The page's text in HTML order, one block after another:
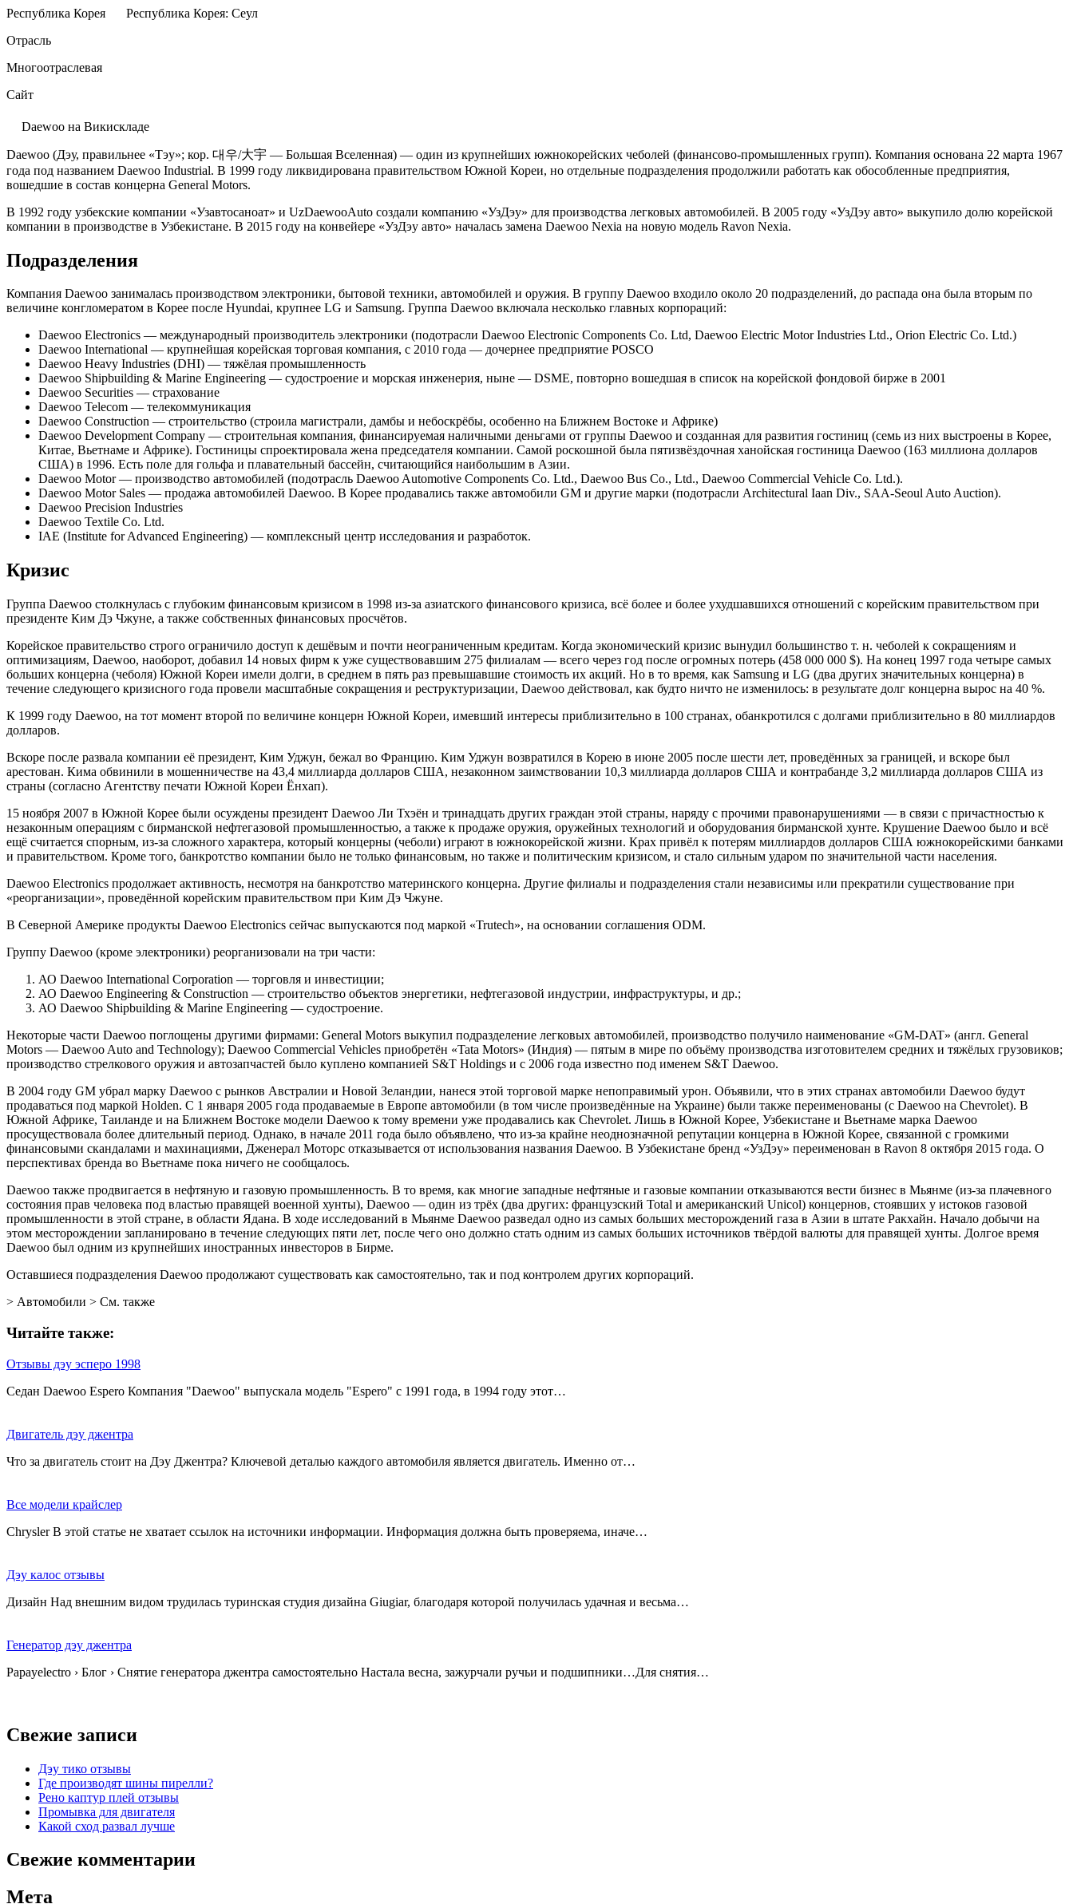
Республика Корея
Республика Корея: Сеул
Отрасль
Многоотраслевая
Сайт
Daewoo на Викискладе
Daewoo (Дэу, правильнее «Тэу»; кор. 대우/大宇 — Большая Вселенная) — один из крупнейших южнокорейских чеболей (финансово-промышленных групп). Компания основана 22 марта 1967
года под названием Daewoo Industrial. В 1999 году ликвидирована правительством Южной Кореи, но отдельные подразделения продолжили работать как обособленные предприятия,
вошедшие в состав концерна General Motors.
В 1992 году узбекские компании «Узавтосаноат» и UzDaewooAuto создали компанию «УзДэу» для производства легковых автомобилей. В 2005 году «УзДэу авто» выкупило долю корейской
компании в производстве в Узбекистане. В 2015 году на конвейере «УзДэу авто» началась замена Daewoo Nexia на новую модель Ravon Nexia.
Подразделения
Компания Daewoo занималась производством электроники, бытовой техники, автомобилей и оружия. В группу Daewoo входило около 20 подразделений, до распада она была вторым по
величине конгломератом в Корее после Hyundai, крупнее LG и Samsung. Группа Daewoo включала несколько главных корпораций:
Daewoo Electronics — международный производитель электроники (подотрасли Daewoo Electronic Components Co. Ltd, Daewoo Electric Motor Industries Ltd., Orion Electric Co. Ltd.)
Daewoo International — крупнейшая корейская торговая компания, с 2010 года — дочернее предприятие POSCO
Daewoo Heavy Industries (DHI) — тяжёлая промышленность
Daewoo Shipbuilding & Marine Engineering — судостроение и морская инженерия, ныне — DSME, повторно вошедшая в список на корейской фондовой бирже в 2001
Daewoo Securities — страхование
Daewoo Telecom — телекоммуникация
Daewoo Construction — строительство (строила магистрали, дамбы и небоскрёбы, особенно на Ближнем Востоке и Африке)
Daewoo Development Company — строительная компания, финансируемая наличными деньгами от группы Daewoo и созданная для развития гостиниц (семь из них выстроены в Корее,
Китае, Вьетнаме и Африке). Гостиницы спроектировала жена председателя компании. Самой роскошной была пятизвёздочная ханойская гостиница Daewoo (163 миллиона долларов
США) в 1996. Есть поле для гольфа и плавательный бассейн, считающийся наибольшим в Азии.
Daewoo Motor — производство автомобилей (подотрасль Daewoo Automotive Components Co. Ltd., Daewoo Bus Co., Ltd., Daewoo Commercial Vehicle Co. Ltd.).
Daewoo Motor Sales — продажа автомобилей Daewoo. В Корее продавались также автомобили GM и другие марки (подотрасли Architectural Iaan Div., SAA-Seoul Auto Auction).
Daewoo Precision Industries
Daewoo Textile Co. Ltd.
IAE (Institute for Advanced Engineering) — комплексный центр исследования и разработок.
Кризис
Группа Daewoo столкнулась с глубоким финансовым кризисом в 1998 из-за азиатского финансового кризиса, всё более и более ухудшавшихся отношений с корейским правительством при
президенте Ким Дэ Чжуне, а также собственных финансовых просчётов.
Корейское правительство строго ограничило доступ к дешёвым и почти неограниченным кредитам. Когда экономический кризис вынудил большинство т. н. чеболей к сокращениям и
оптимизациям, Daewoo, наоборот, добавил 14 новых фирм к уже существовавшим 275 филиалам — всего через год после огромных потерь (458 000 000 $). На конец 1997 года четыре самых
больших концерна (чеболя) Южной Кореи имели долги, в среднем в пять раз превышавшие стоимость их акций. Но в то время, как Samsung и LG (два других значительных концерна) в
течение следующего кризисного года провели масштабные сокращения и реструктуризации, Daewoo действовал, как будто ничто не изменилось: в результате долг концерна вырос на 40 %.
К 1999 году Daewoo, на тот момент второй по величине концерн Южной Кореи, имевший интересы приблизительно в 100 странах, обанкротился с долгами приблизительно в 80 миллиардов
долларов.
Вскоре после развала компании её президент, Ким Уджун, бежал во Францию. Ким Уджун возвратился в Корею в июне 2005 после шести лет, проведённых за границей, и вскоре был
арестован. Кима обвинили в мошенничестве на 43,4 миллиарда долларов США, незаконном заимствовании 10,3 миллиарда долларов США и контрабанде 3,2 миллиарда долларов США из
страны (согласно Агентству печати Южной Кореи Ёнхап).
15 ноября 2007 в Южной Корее были осуждены президент Daewoo Ли Тхэён и тринадцать других граждан этой страны, наряду с прочими правонарушениями — в связи с причастностью к
незаконным операциям с бирманской нефтегазовой промышленностью, а также к продаже оружия, оружейных технологий и оборудования бирманской хунте. Крушение Daewoo было и всё
ещё считается спорным, из-за сложного характера, который концерны (чеболи) играют в южнокорейской жизни. Крах привёл к потерям миллиардов долларов США южнокорейскими банками
и правительством. Кроме того, банкротство компании было не только финансовым, но также и политическим кризисом, и стало сильным ударом по значительной части населения.
Daewoo Electronics продолжает активность, несмотря на банкротство материнского концерна. Другие филиалы и подразделения стали независимы или прекратили существование при
«реорганизации», проведённой корейским правительством при Ким Дэ Чжуне.
В Северной Америке продукты Daewoo Electronics сейчас выпускаются под маркой «Trutech», на основании соглашения ODM.
Группу Daewoo (кроме электроники) реорганизовали на три части:
АО Daewoo International Corporation — торговля и инвестиции;
АО Daewoo Engineering & Construction — строительство объектов энергетики, нефтегазовой индустрии, инфраструктуры, и др.;
АО Daewoo Shipbuilding & Marine Engineering — судостроение.
Некоторые части Daewoo поглощены другими фирмами: General Motors выкупил подразделение легковых автомобилей, производство получило наименование «GM-DAT» (англ. General
Motors — Daewoo Auto and Technology); Daewoo Commercial Vehicles приобретён «Tata Motors» (Индия) — пятым в мире по объёму производства изготовителем средних и тяжёлых грузовиков;
производство стрелкового оружия и автозапчастей было куплено компанией S&T Holdings и с 2006 года известно под именем S&T Daewoo.
В 2004 году GM убрал марку Daewoo с рынков Австралии и Новой Зеландии, нанеся этой торговой марке непоправимый урон. Объявили, что в этих странах автомобили Daewoo будут
продаваться под маркой Holden. С 1 января 2005 года продаваемые в Европе автомобили (в том числе произведённые на Украине) были также переименованы (с Daewoo на Chevrolet). В
Южной Африке, Таиланде и на Ближнем Востоке модели Daewoo к тому времени уже продавались как Chevrolet. Лишь в Южной Корее, Узбекистане и Вьетнаме марка Daewoo
просуществовала более длительный период. Однако, в начале 2011 года было объявлено, что из-за крайне неоднозначной репутации концерна в Южной Корее, связанной с громкими
финансовыми скандалами и махинациями, Дженерал Моторс отказывается от использования названия Daewoo. В Узбекистане бренд «УзДэу» переименован в Ravon 8 октября 2015 года. О
перспективах бренда во Вьетнаме пока ничего не сообщалось.
Daewoo также продвигается в нефтяную и газовую промышленность. В то время, как многие западные нефтяные и газовые компании отказываются вести бизнес в Мьянме (из-за плачевного
состояния прав человека под властью правящей военной хунты), Daewoo — один из трёх (два других: французский Total и американский Unicol) концернов, стоявших у истоков газовой
промышленности в этой стране, в области Ядана. В ходе исследований в Мьянме Daewoo разведал одно из самых больших месторождений газа в Азии в штате Ракхайн. Начало добычи на
этом месторождении запланировано в течение следующих пяти лет, после чего оно должно стать одним из самых больших источников твёрдой валюты для правящей хунты. Долгое время
Daewoo был одним из крупнейших иностранных инвесторов в Бирме.
Оставшиеся подразделения Daewoo продолжают существовать как самостоятельно, так и под контролем других корпораций.
> Автомобили > См. также
Читайте также:
Отзывы дэу эсперо 1998
Седан Daewoo Espero Компания "Daewoo" выпускала модель "Espero" с 1991 года, в 1994 году этот…
Двигатель дэу джентра
Что за двигатель стоит на Дэу Джентра? Ключевой деталью каждого автомобиля является двигатель. Именно от…
Все модели крайслер
Chrysler В этой статье не хватает ссылок на источники информации. Информация должна быть проверяема, иначе…
Дэу калос отзывы
Дизайн Над внешним видом трудилась туринская студия дизайна Giugiar, благодаря которой получилась удачная и весьма…
Генератор дэу джентра
Papayelectro › Блог › Снятие генератора джентра самостоятельно Настала весна, зажурчали ручьи и подшипники…Для снятия…
Свежие записи
Дэу тико отзывы
Где производят шины пирелли?
Рено каптур плей отзывы
Промывка для двигателя
Какой сход развал лучше
Свежие комментарии
Мета